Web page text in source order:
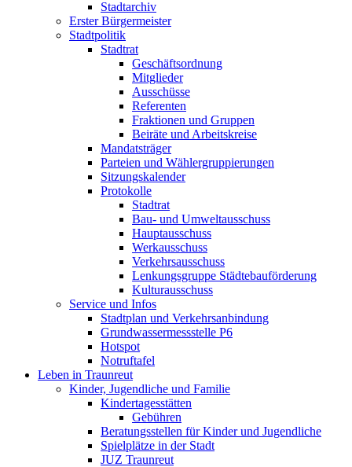
Stadtarchiv
Erster Bürgermeister
Stadtpolitik
Stadtrat
Geschäftsordnung
Mitglieder
Ausschüsse
Referenten
Fraktionen und Gruppen
Beiräte und Arbeitskreise
Mandatsträger
Parteien und Wählergruppierungen
Sitzungskalender
Protokolle
Stadtrat
Bau- und Umweltausschuss
Hauptausschuss
Werkausschuss
Verkehrsausschuss
Lenkungsgruppe Städtebauförderung
Kulturausschuss
Service und Infos
Stadtplan und Verkehrsanbindung
Grundwassermessstelle P6
Hotspot
Notruftafel
Leben in Traunreut
Kinder, Jugendliche und Familie
Kindertagesstätten
Gebühren
Beratungsstellen für Kinder und Jugendliche
Spielplätze in der Stadt
JUZ Traunreut